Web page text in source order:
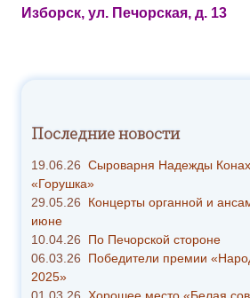
Изборск, ул. Печорская, д. 13
Последние новости
19.06.26 Сыроварня Надежды
«Горушка»
29.05.26 Концерты органной и
июне
10.04.26 По Печорской стороне
06.03.26 Победители премии
2025»
01.03.26 Хорошее место «Белая